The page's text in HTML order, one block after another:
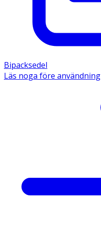
Bipacksedel
Läs noga före användning